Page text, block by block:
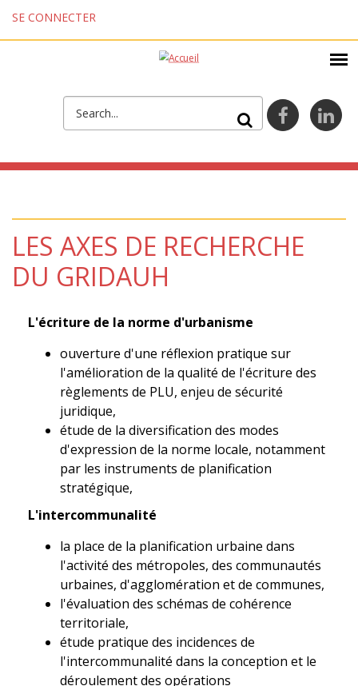
Aller au contenu principal
SE CONNECTER
facebook
FORMULAIRE DE
LES AXES DE RECHERCHE
DU GRIDAUH
L'écriture de la norme d'urbanisme
ouverture d'une réflexion pratique sur
l'amélioration de la qualité de l'écriture des
règlements de PLU, enjeu de sécurité
juridique,
étude de la diversification des modes
d'expression de la norme locale, notamment
par les instruments de planification
stratégique,
L'intercommunalité
la place de la planification urbaine dans
l'activité des métropoles, des communautés
urbaines, d'agglomération et de communes,
l'évaluation des schémas de cohérence
territoriale,
étude pratique des incidences de
l'intercommunalité dans la conception et le
déroulement des opérations